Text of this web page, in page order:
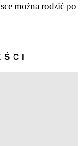
można rodzić po